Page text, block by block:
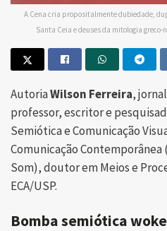
A Cena cria propositalmente dubiedade,
Santa Ceia e deuses da mitologia
AutoriaWilson Ferreira,
professor, escritor e
Semiótica e Comunicação
Comunicação Contemporânea
Som), doutor em Meios e
ECA/USP.
Bomba semiótica